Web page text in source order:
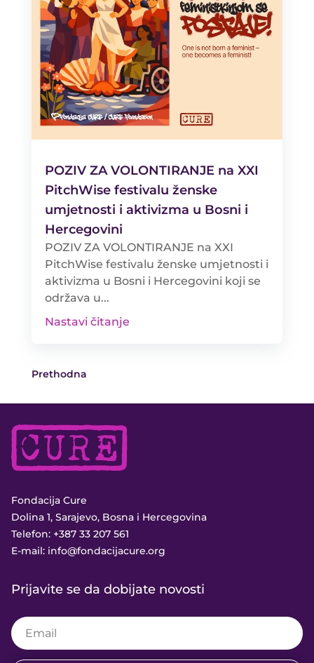
POZIV ZA VOLONTIRANJE na XXI
PitchWise festivalu ženske
umjetnosti i aktivizma u Bosni i
Hercegovini
POZIV ZA VOLONTIRANJE na XXI
PitchWise festivalu ženske umjetnosti i
aktivizma u Bosni i Hercegovini koji se
održava u...
Nastavi čitanje
Prethodna
Fondacija Cure
Dolina 1, Sarajevo, Bosna i Hercegovina
Telefon: +387 33 207 561
E-mail: info@fondacijacure.org
Prijavite se da dobijate novosti